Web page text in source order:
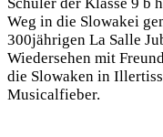
Weg in die Slowakei
300jährigen La Salle
Wiedersehen mit
die Slowaken in
Musicalfieber.